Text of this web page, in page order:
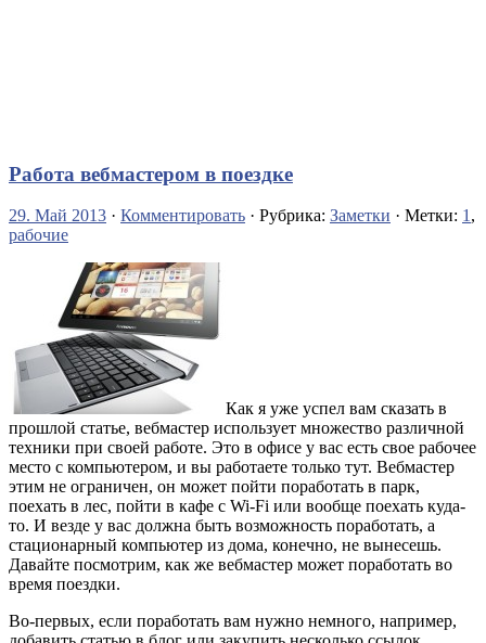
Работа вебмастером в поездке
29. Май 2013 · Комментировать · Рубрика: Заметки · Метки: 1,
рабочие
Как я уже успел вам сказать в
прошлой статье, вебмастер использует множество различной
техники при своей работе. Это в офисе у вас есть свое рабочее
место с компьютером, и вы работаете только тут. Вебмастер
этим не ограничен, он может пойти поработать в парк,
поехать в лес, пойти в кафе с Wi-Fi или вообще поехать куда-
то. И везде у вас должна быть возможность поработать, а
стационарный компьютер из дома, конечно, не вынесешь.
Давайте посмотрим, как же вебмастер может поработать во
время поездки.
Во-первых, если поработать вам нужно немного, например,